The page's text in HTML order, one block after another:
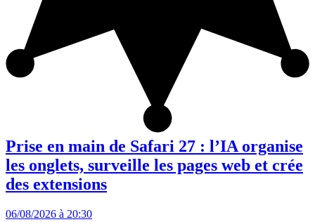
Prise en main de Safari 27 : l’IA organise
les onglets, surveille les pages web et crée
des extensions
06/08/2026 à 20:30